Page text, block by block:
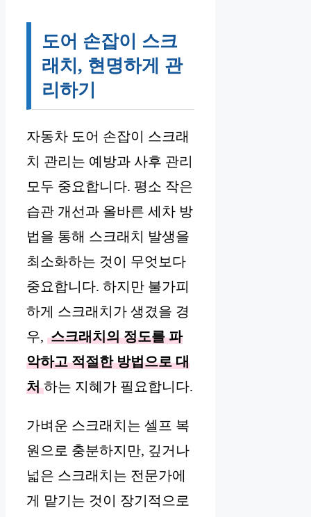
도어 손잡이 스크
래치, 현명하게 관
리하기
자동차 도어 손잡이 스크래
치 관리는 예방과 사후 관리
모두 중요합니다. 평소 작은
습관 개선과 올바른 세차 방
법을 통해 스크래치 발생을
최소화하는 것이 무엇보다
중요합니다. 하지만 불가피
하게 스크래치가 생겼을 경
우, 스크래치의 정도를 파
악하고 적절한 방법으로 대
처 하는 지혜가 필요합니다.
가벼운 스크래치는 셀프 복
원으로 충분하지만, 깊거나
넓은 스크래치는 전문가에
게 맡기는 것이 장기적으로